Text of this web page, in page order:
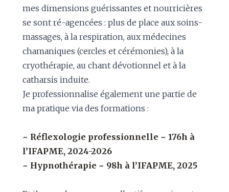
mes dimensions guérissantes et nourricières
se sont ré-agencées : plus de place aux soins-
massages, à la respiration, aux médecines
chamaniques (cercles et cérémonies), à la
cryothérapie, au chant dévotionnel et à la
catharsis induite.
Je professionnalise également une partie de
ma pratique via des formations :
~ Réflexologie professionnelle ~ 176h à
l’IFAPME, 2024-2026
~ Hypnothérapie ~ 98h à l’IFAPME, 2025